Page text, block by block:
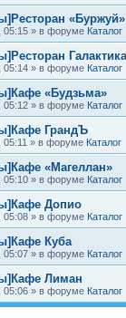
«Буржуй»
05:15 » в форуме Каталог
Галактика
05:14 » в форуме Каталог
«Будзьма»
05:12 » в форуме Каталог
ГрандЪ
» в форуме Каталог
«Магеллан»
05:10 » в форуме Каталог
Допио
05:08 » в форуме Каталог
Куба
05:07 » в форуме Каталог
Лиман
05:06 » в форуме Каталог